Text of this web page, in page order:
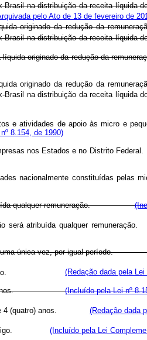
na distribuição da receita líquida
pelo Ato de 13 de fevereiro de
originado da redução da
na distribuição da receita líquida
originado da redução da
originado da redução da
na distribuição da receita líquida
e atividades de apoio às micro e
8.154, de 1990)
empresas nos Estados e no
nacionalmente constituídas pelas
qualquer remuneração.
e a eles não será atribuída
uma única vez, por igual
a recondução. (Redação dada pela
de dois anos.(Incluído pela Lei nº
(quatro) anos. (Redação dada
artigo. (Incluído pela Lei